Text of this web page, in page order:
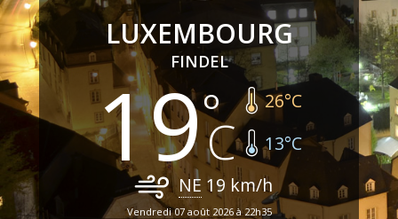
LUXEMBOURG
FINDEL
19 26°C
13°C
NE 19 km/h
Vendredi 07 août 2026 à 22h35